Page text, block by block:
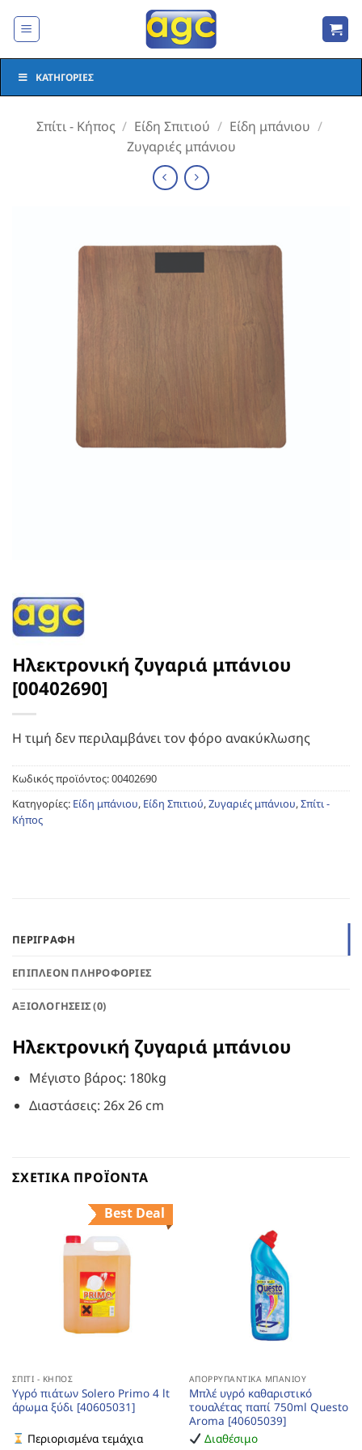
στο
ΚΑΤΗΓΟΡΊΕΣ
Σπίτι - Κήπος / Είδη Σπιτιού / Είδη μπάνιου /
Ζυγαριές μπάνιου
Ηλεκτρονική ζυγαριά μπάνιου
[00402690]
Η τιμή δεν περιλαμβάνει τον φόρο ανακύκλωσης
Κωδικός προϊόντος:00402690
Κατηγορίες: Είδη μπάνιου, Είδη Σπιτιού,Ζυγαριές μπάνιου,Σπίτι -
Κήπος
ΠΕΡΙΓΡΑΦΉ
ΕΠΙΠΛΈΟΝ ΠΛΗΡΟΦΟΡΊΕΣ
ΑΞΙΟΛΟΓΉΣΕΙΣ (0)
Ηλεκτρονική ζυγαριά μπάνιου
Μέγιστο βάρος: 180kg
Διαστάσεις: 26x 26 cm
ΣΧΕΤΙΚΆ ΠΡΟΪΌΝΤΑ
Best Deal
ΣΠΊΤΙ - ΚΉΠΟΣ
Υγρό πιάτων Solero Primo 4 lt
άρωμα ξύδι [40605031]
Περιορισμένα τεμάχια
ΑΠΟΡΡΥΠΑΝΤΙΚΆ ΜΠΆΝΙΟΥ
Μπλέ υγρό καθαριστικό
τουαλέτας παπί 750ml Questo
Aroma [40605039]
Διαθέσιμο